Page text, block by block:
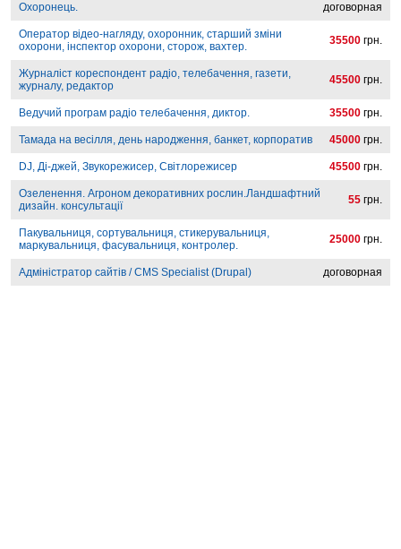
Охоронець. договорная
Оператор відео-нагляду, охоронник, старший зміни
охорони, інспектор охорони, сторож, вахтер.
35500 грн.
Журналіст кореспондент радіо, телебачення, газети,
журналу, редактор
45500 грн.
Ведучий програм радіо телебачення, диктор. 35500 грн.
Тамада на весілля, день народження, банкет, корпоратив 45000 грн.
DJ, Ді-джей, Звукорежисер, Світлорежисер 45500 грн.
Озеленення. Агроном декоративних рослин.Ландшафтний
дизайн. консультації
55 грн.
Пакувальниця, сортувальниця, стикерувальниця,
маркувальниця, фасувальниця, контролер.
25000 грн.
Адміністратор сайтів / CMS Specialist (Drupal) договорная